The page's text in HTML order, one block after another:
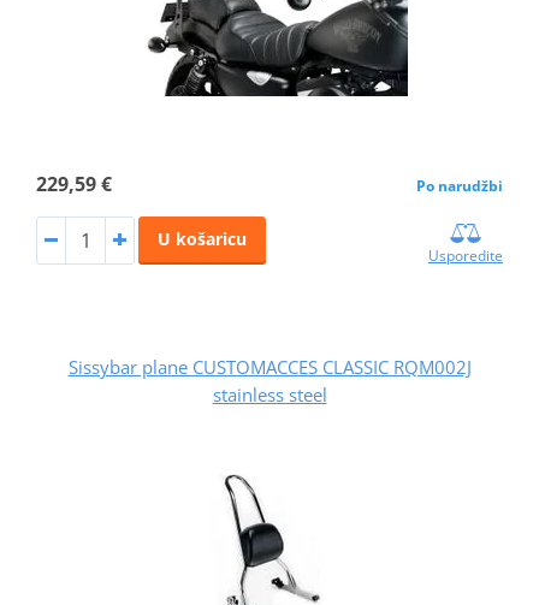
229,59 € Po narudžbi
U košaricu
Usporedite
Sissybar plane CUSTOMACCES CLASSIC RQM002J
stainless steel